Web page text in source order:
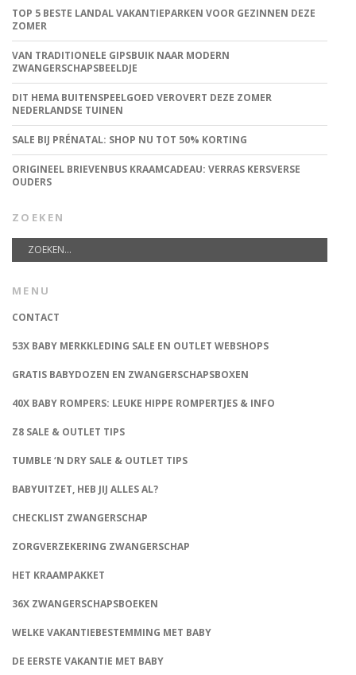
TOP 5 BESTE LANDAL VAKANTIEPARKEN VOOR GEZINNEN DEZE
ZOMER
VAN TRADITIONELE GIPSBUIK NAAR MODERN
ZWANGERSCHAPSBEELDJE
DIT HEMA BUITENSPEELGOED VEROVERT DEZE ZOMER
NEDERLANDSE TUINEN
SALE BIJ PRÉNATAL: SHOP NU TOT 50% KORTING
ORIGINEEL BRIEVENBUS KRAAMCADEAU: VERRAS KERSVERSE
OUDERS
ZOEKEN
MENU
CONTACT
53X BABY MERKKLEDING SALE EN OUTLET WEBSHOPS
GRATIS BABYDOZEN EN ZWANGERSCHAPSBOXEN
40X BABY ROMPERS: LEUKE HIPPE ROMPERTJES & INFO
Z8 SALE & OUTLET TIPS
TUMBLE ‘N DRY SALE & OUTLET TIPS
BABYUITZET, HEB JIJ ALLES AL?
CHECKLIST ZWANGERSCHAP
ZORGVERZEKERING ZWANGERSCHAP
HET KRAAMPAKKET
36X ZWANGERSCHAPSBOEKEN
WELKE VAKANTIEBESTEMMING MET BABY
DE EERSTE VAKANTIE MET BABY